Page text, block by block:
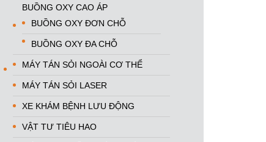
BUỒNG OXY CAO ÁP
BUỒNG OXY ĐƠN CHỖ
BUỒNG OXY ĐA CHỖ
MÁY TÁN SỎI NGOÀI CƠ THỂ
MÁY TÁN SỎI LASER
XE KHÁM BỆNH LƯU ĐỘNG
VẬT TƯ TIÊU HAO